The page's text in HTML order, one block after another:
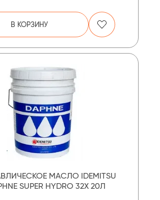
В КОРЗИНУ
МАСЛО IDEMITSU
SUPER HYDRO 32X 20Л